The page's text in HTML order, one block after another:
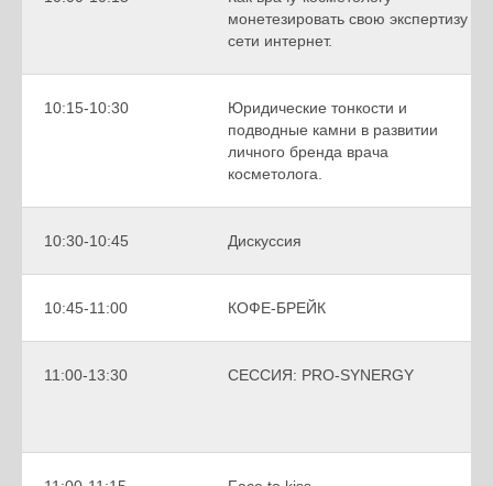
монетезировать свою экспертизу в
сети интернет.
10:15-10:30
Юридические тонкости и
подводные камни в развитии
личного бренда врача
косметолога.
10:30-10:45 Дискуссия
10:45-11:00 КОФЕ-БРЕЙК
11:00-13:30 СЕССИЯ: PRO-SYNERGY